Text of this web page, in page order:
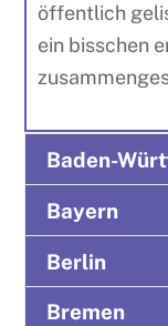
öffentlich
ein bisschen
Baden-
Bayern
Berlin
Bremen